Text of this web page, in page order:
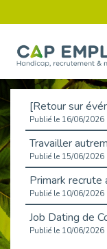
Publié le 16/06/2026
Publié le 15/06/2026
Publié le 10/06/2026
Publié le 10/06/2026